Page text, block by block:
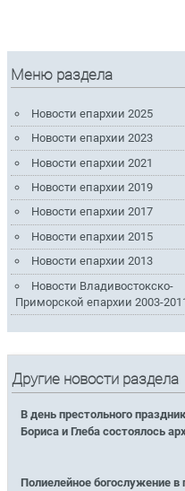
Меню раздела
Новости епархии 2025
Новости епархии 2023
Новости епархии 2021
Новости епархии 2019
Новости епархии 2017
Новости епархии 2015
Новости епархии 2013
Новости Владивостокско-
Приморской епархии 2003-
Другие новости раздела
В день престольного
Бориса и Глеба состоялось
Полиелейное богослужение